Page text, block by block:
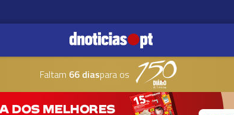
Faltam 66 diaspara os